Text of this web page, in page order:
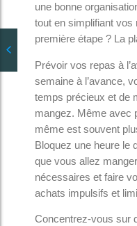
une bonne
tout en simplifiant vos
première étape ? La
Prévoir vos repas à
semaine à l’avance,
temps précieux et de
mangez. Même avec
même est souvent
Bloquez une heure le
que vous allez
nécessaires et faire
achats impulsifs et
Concentrez-vous sur